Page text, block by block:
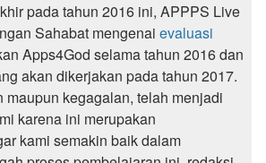
pada tahun 2016 ini, APPPS Live
Sahabat mengenai evaluasi
Apps4God selama tahun 2016 dan
akan dikerjakan pada tahun 2017.
maupun kegagalan, telah menjadi
karena ini merupakan
kami semakin baik dalam